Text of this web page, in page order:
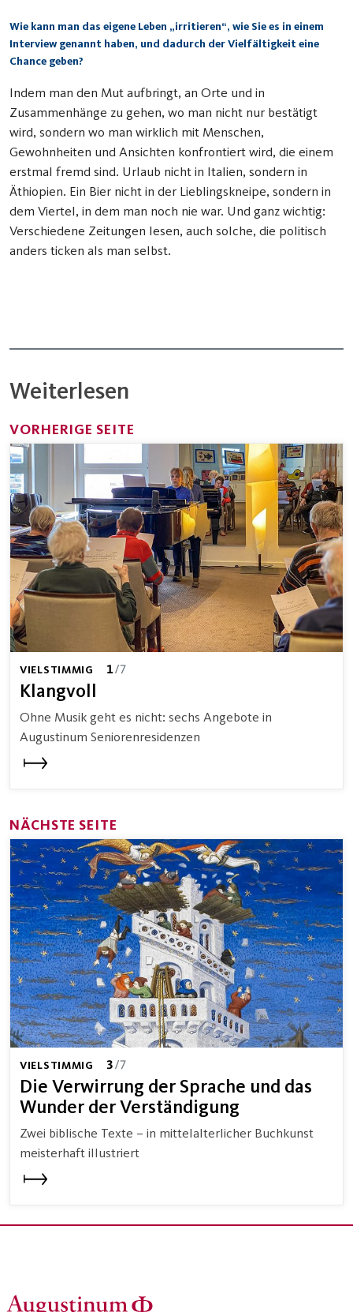
Wie kann man das eigene Leben „irritieren“, wie Sie es in einem
Interview genannt haben, und dadurch der Vielfältigkeit eine
Chance geben?
Indem man den Mut aufbringt, an Orte und in
Zusammenhänge zu gehen, wo man nicht nur bestätigt
wird, sondern wo man wirklich mit Menschen,
Gewohnheiten und Ansichten konfrontiert wird, die einem
erstmal fremd sind. Urlaub nicht in Italien, sondern in
Äthiopien. Ein Bier nicht in der Lieblingskneipe, sondern in
dem Viertel, in dem man noch nie war. Und ganz wichtig:
Verschiedene Zeitungen lesen, auch solche, die politisch
anders ticken als man selbst.
Weiterlesen
VORHERIGE SEITE
Klangvoll
VIELSTIMMIG 1/7
Ohne Musik geht es nicht: sechs Angebote in
Augustinum Seniorenresidenzen
NÄCHSTE SEITE
Die Verwirrung der Sprache und das
Wunder der Verständigung
VIELSTIMMIG 3/7
Zwei biblische Texte – in mittelalterlicher Buchkunst
meisterhaft illustriert